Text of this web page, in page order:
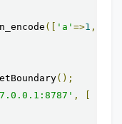
([ 'a' =>1 ,
();
,
[